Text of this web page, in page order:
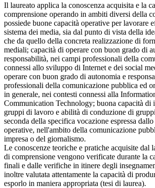
Il laureato applica la conoscenza acquisita e la
comprensione operando in ambiti diversi della
possiede buone capacità operative per lavorare
sistema dei media, sia dal punto di vista della
che da quello della concreta realizzazione di
mediali; capacità di operare con buon grado di
responsabilità, nei campi professionali della
connessi allo sviluppo di Internet e dei social
operare con buon grado di autonomia e
professionali della comunicazione pubblica ed
in generale, nei contesti connessi alla
Communication Technology; buona capacità di
gruppi di lavoro e abilità di conduzione di
seconda della specifica vocazione espressa
operative, nell'ambito della comunicazione
impresa o del giornalismo.
Le conoscenze teoriche e pratiche acquisite dal
di comprensione vengono verificate durante la
finali e dalle verifiche in itinere degli
inoltre valutata attentamente la capacità di
esporlo in maniera appropriata (tesi di laurea).